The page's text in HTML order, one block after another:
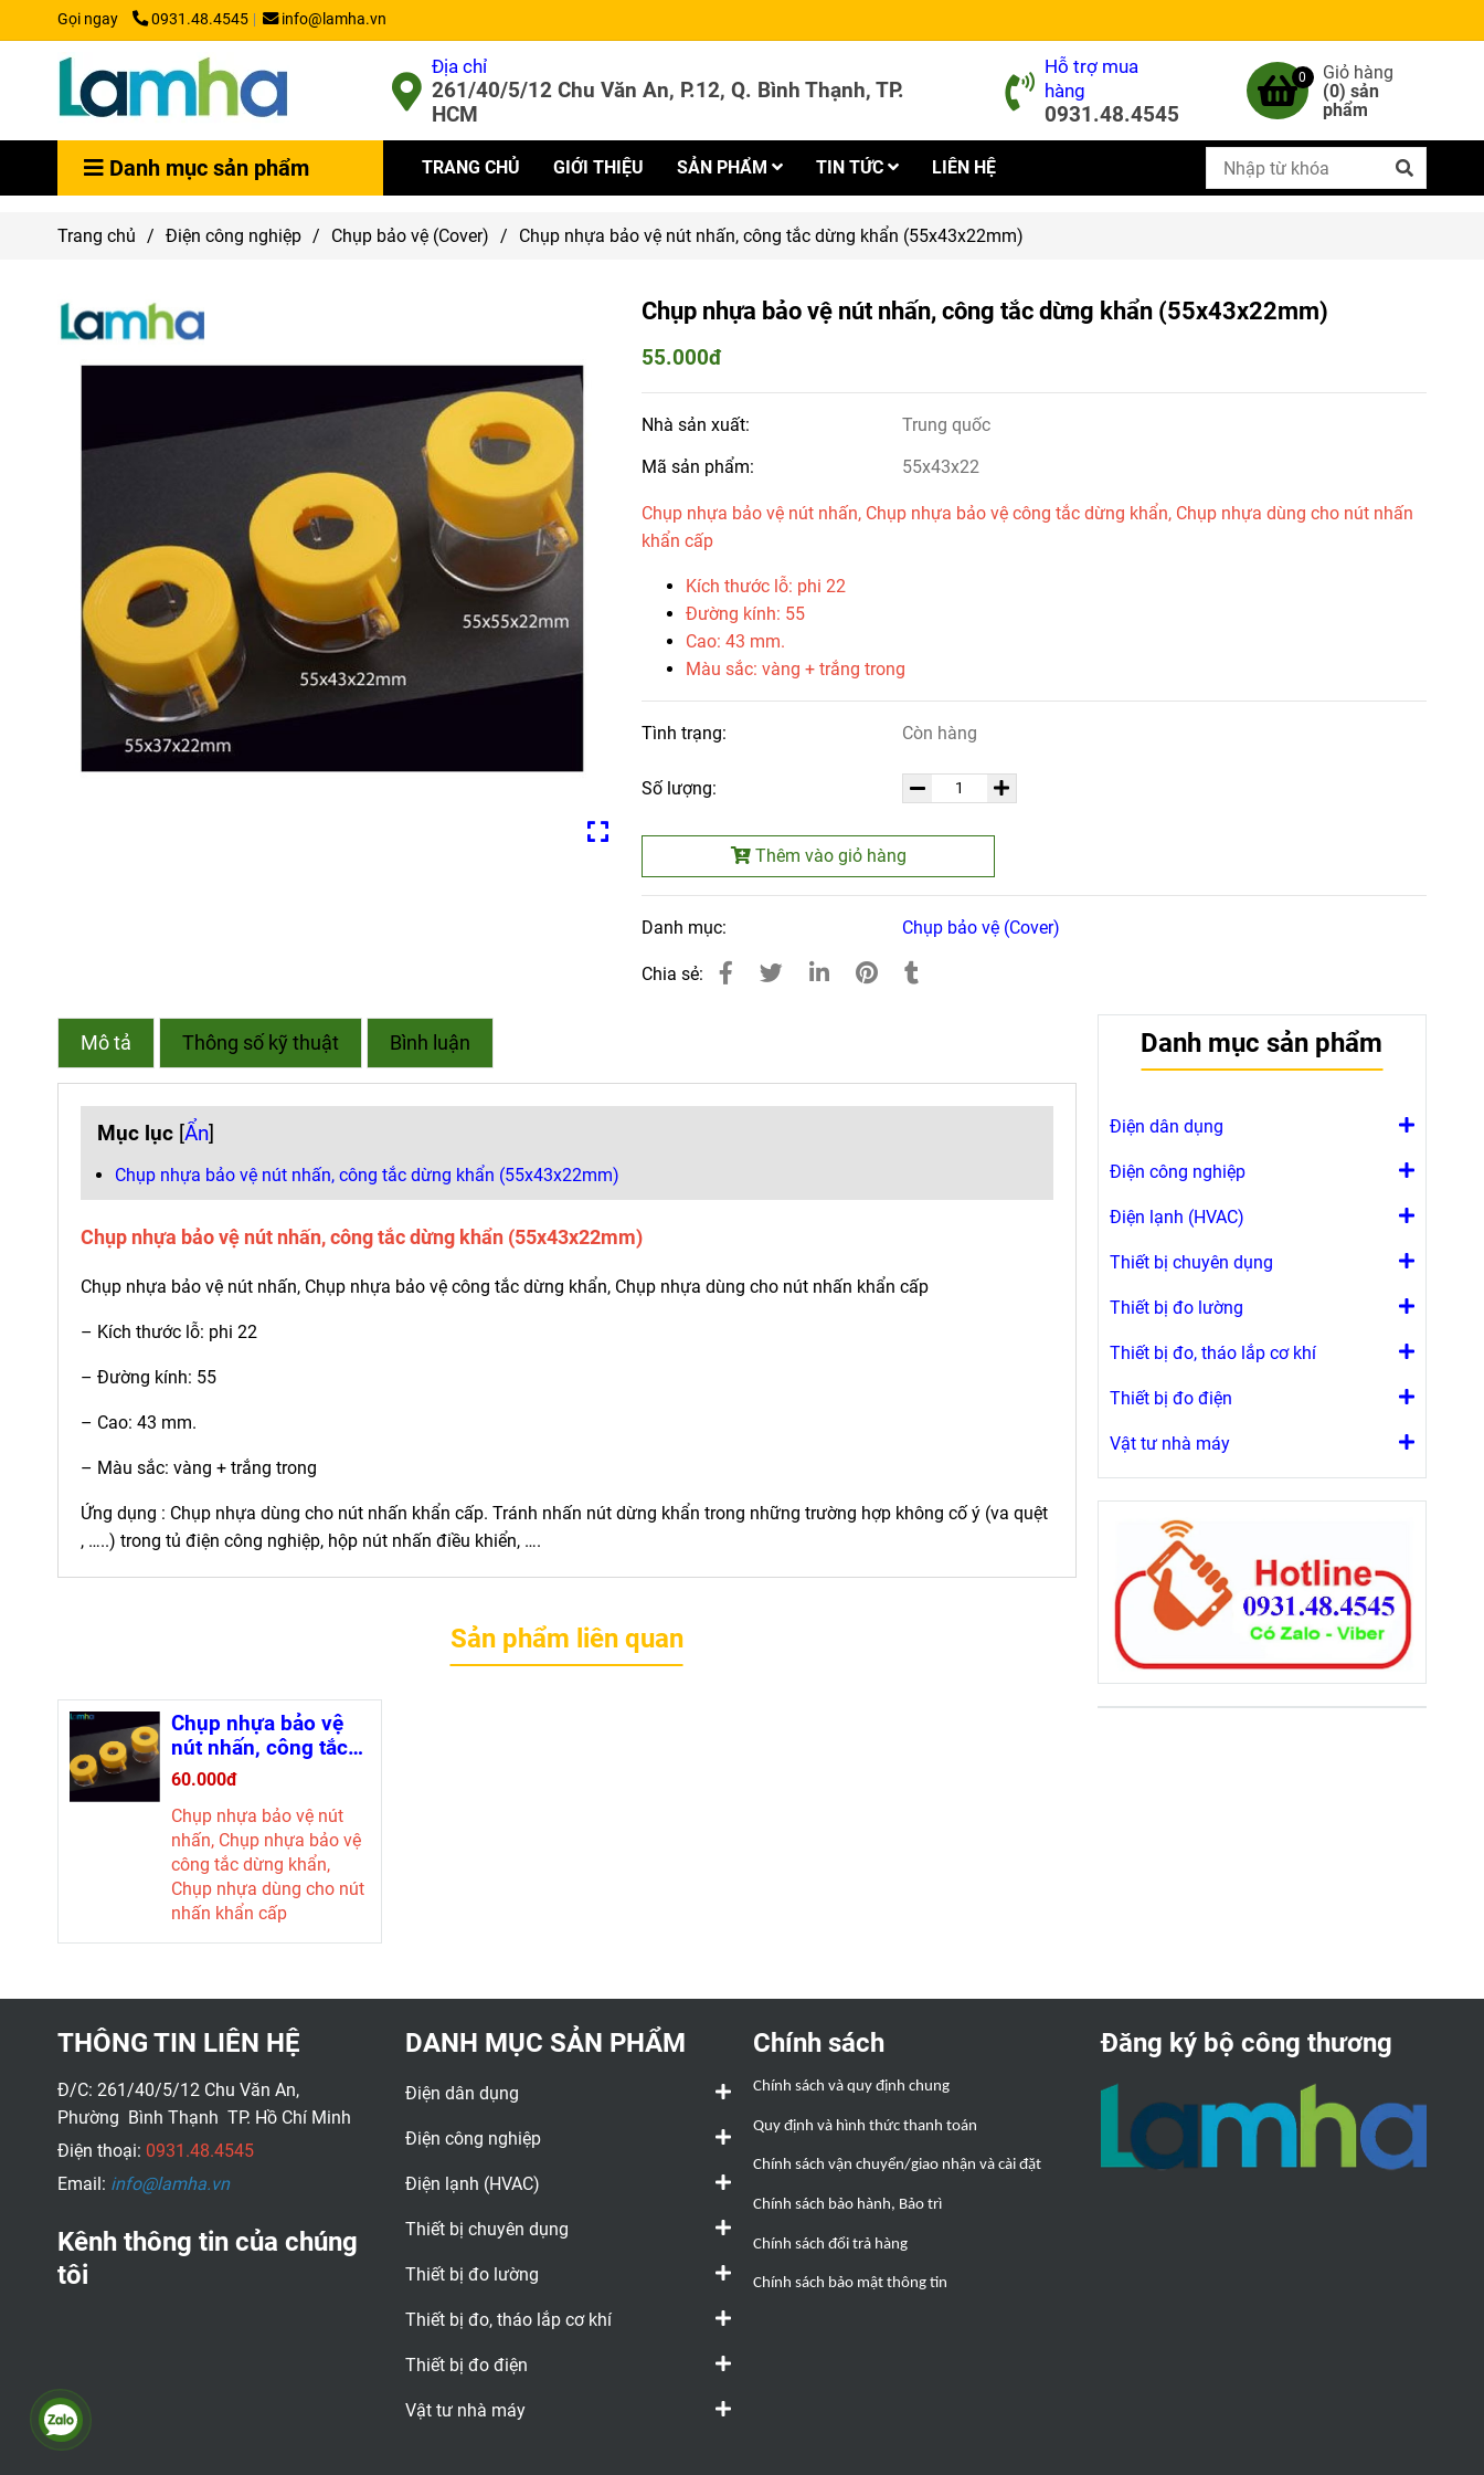
Gọi ngay 0931.48.4545 info@lamha.vn
Địa chỉ
261/40/5/12 Chu Văn An, P.12, Q. Bình Thạnh, TP.
HCM
Hỗ trợ mua
hàng
0931.48.4545
0
Giỏ hàng
(0) sản
phẩm
Danh mục sản phẩm TRANG CHỦ GIỚI THIỆU SẢN PHẨM TIN TỨC LIÊN HỆ
Trang chủ / Điện công nghiệp / Chụp bảo vệ (Cover) / Chụp nhựa bảo vệ nút nhấn, công tắc dừng khẩn (55x43x22mm)
Chụp nhựa bảo vệ nút nhấn, công tắc dừng khẩn (55x43x22mm)
55.000đ
Nhà sản xuất:
Trung quốc
Mã sản phẩm:
55x43x22
Chụp nhựa bảo vệ nút nhấn, Chụp nhựa bảo vệ công tắc dừng khẩn, Chụp nhựa dùng cho nút nhấn
khẩn cấp
Kích thước lỗ: phi 22
Đường kính: 55
Cao: 43 mm.
Màu sắc: vàng + trắng trong
Tình trạng: Còn hàng
Số lượng:
Thêm vào giỏ hàng
Danh mục: Chụp bảo vệ (Cover)
Chia sẻ:
Mô tả Thông số kỹ thuật Bình luận
Mục lục [Ẩn]
Chụp nhựa bảo vệ nút nhấn, công tắc dừng khẩn (55x43x22mm)
Chụp nhựa bảo vệ nút nhấn, công tắc dừng khẩn (55x43x22mm)
Chụp nhựa bảo vệ nút nhấn, Chụp nhựa bảo vệ công tắc dừng khẩn, Chụp nhựa dùng cho nút nhấn khẩn cấp
– Kích thước lỗ: phi 22
– Đường kính: 55
– Cao: 43 mm.
– Màu sắc: vàng + trắng trong
Ứng dụng : Chụp nhựa dùng cho nút nhấn khẩn cấp. Tránh nhấn nút dừng khẩn trong những trường hợp không cố ý (va quệt
, …..) trong tủ điện công nghiệp, hộp nút nhấn điều khiển, ….
Sản phẩm liên quan
Chụp nhựa bảo vệ
nút nhấn, công tắc
dừng khẩn
60.000đ
Chụp nhựa bảo vệ nút
nhấn, Chụp nhựa bảo vệ
công tắc dừng khẩn,
Chụp nhựa dùng cho nút
nhấn khẩn cấp
Kích thước lỗ: phi 22
trong
Danh mục sản phẩm
Điện dân dụng
Điện công nghiệp
Điện lạnh (HVAC)
Thiết bị chuyên dụng
Thiết bị đo lường
Thiết bị đo, tháo lắp cơ khí
Thiết bị đo điện
Vật tư nhà máy
THÔNG TIN LIÊN HỆ
Đ/C: 261/40/5/12 Chu Văn An,
Phường Bình Thạnh TP. Hồ Chí Minh
Điện thoại: 0931.48.4545
Email: info@lamha.vn
Kênh thông tin của chúng
tôi
DANH MỤC SẢN PHẨM
Điện dân dụng
Điện công nghiệp
Điện lạnh (HVAC)
Thiết bị chuyên dụng
Thiết bị đo lường
Thiết bị đo, tháo lắp cơ khí
Thiết bị đo điện
Vật tư nhà máy
Chính sách
Chính sách và quy định chung
Quy định và hình thức thanh toán
Chính sách vận chuyển/giao nhận và cài đặt
Chính sách bảo hành, Bảo trì
Chính sách đổi trả hàng
Chính sách bảo mật thông tin
Đăng ký bộ công thương